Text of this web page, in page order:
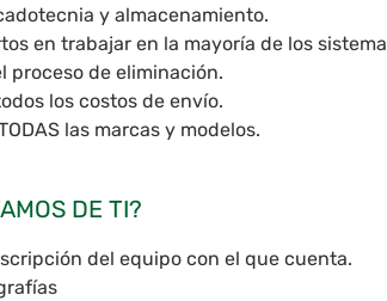
y almacenamiento.
en trabajar en la mayoría de los
proceso de eliminación.
los costos de envío.
las marcas y modelos.
DE TI?
del equipo con el que cuenta.